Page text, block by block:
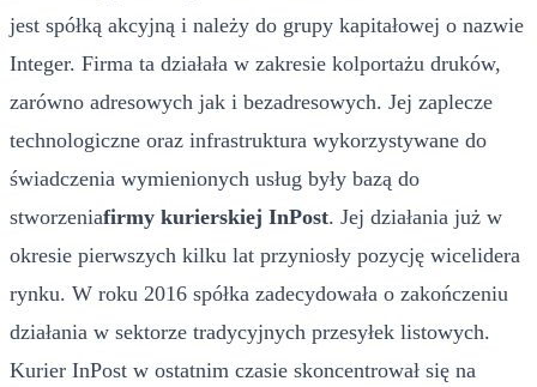
jest spółką akcyjną i należy do grupy kapitałowej o nazwie
Integer. Firma ta działała w zakresie kolportażu druków,
zarówno adresowych jak i bezadresowych. Jej zaplecze
technologiczne oraz infrastruktura wykorzystywane do
świadczenia wymienionych usług były bazą do
stworzeniafirmy kurierskiej InPost. Jej działania już w
okresie pierwszych kilku lat przyniosły pozycję wicelidera
rynku. W roku 2016 spółka zadecydowała o zakończeniu
działania w sektorze tradycyjnych przesyłek listowych.
Kurier InPost w ostatnim czasie skoncentrował się na